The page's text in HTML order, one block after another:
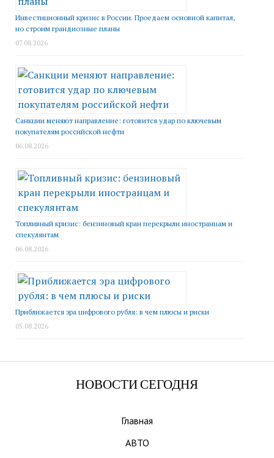
Инвестиционный кризис в России. Проедаем основной капитал,
но строим грандиозные планы
07.08.2026
Санкции меняют направление: готовится удар по ключевым
покупателям российской нефти
06.08.2026
Топливный кризис: бензиновый кран перекрыли иностранцам и
спекулянтам
06.08.2026
Приближается эра цифрового рубля: в чем плюсы и риски
05.08.2026
НОВОСТИ СЕГОДНЯ
Главная
АВТО